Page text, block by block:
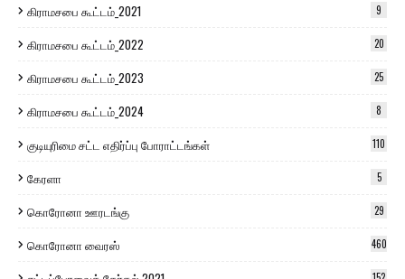
கிராமசபை கூட்டம்_2021 9
கிராமசபை கூட்டம்_2022 20
கிராமசபை கூட்டம்_2023 25
கிராமசபை கூட்டம்_2024 8
குடியுரிமை சட்ட எதிர்ப்பு போராட்டங்கள் 110
கேரளா 5
கொரோனா ஊரடங்கு 29
கொரோனா வைரஸ் 460